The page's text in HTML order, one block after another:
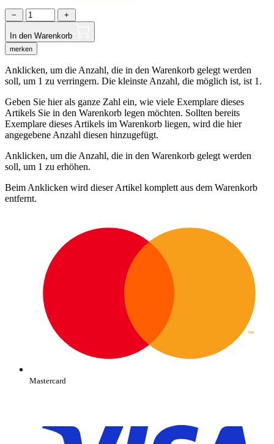
− +
In den Warenkorb
merken
Anklicken, um die Anzahl, die in den Warenkorb gelegt werden
soll, um 1 zu verringern. Die kleinste Anzahl, die möglich ist, ist 1.
Geben Sie hier als ganze Zahl ein, wie viele Exemplare dieses
Artikels Sie in den Warenkorb legen möchten. Sollten bereits
Exemplare dieses Artikels im Warenkorb liegen, wird die hier
angegebene Anzahl diesen hinzugefügt.
Anklicken, um die Anzahl, die in den Warenkorb gelegt werden
soll, um 1 zu erhöhen.
Beim Anklicken wird dieser Artikel komplett aus dem Warenkorb
entfernt.
Mastercard